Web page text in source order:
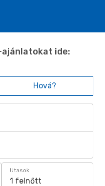
ajánlatokat ide:
Hová?
Utasok
1 felnőtt